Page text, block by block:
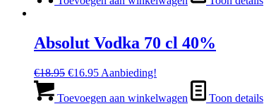
Absolut Vodka 70 cl 40%
€18.95 Oorspronkelijke
was:
€16.95Huidige
is:
Aanbieding!
Toevoegen aan winkelwagen Toon details